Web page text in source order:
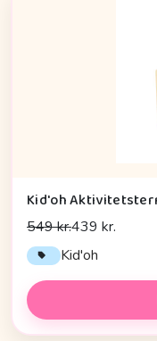
Kid'oh
549 kr.439 kr.
Kid'oh